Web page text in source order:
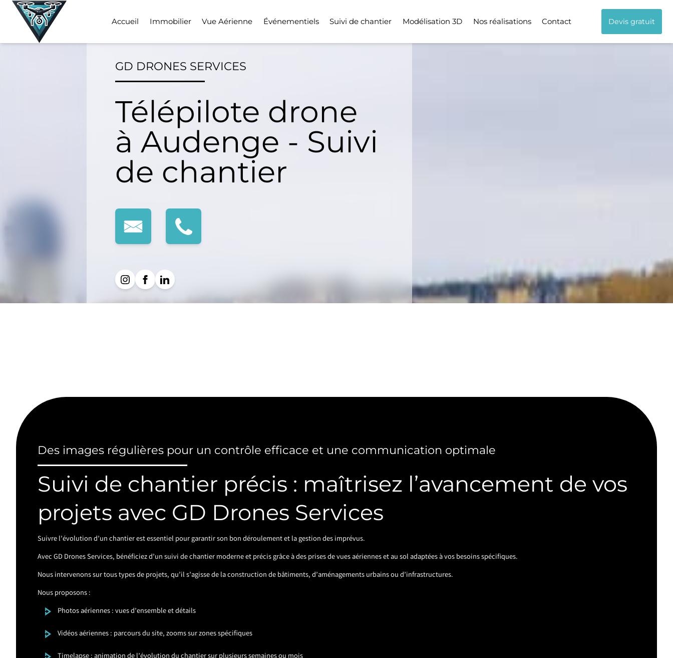
Skip
Accueil Immobilier Vue Aérienne Événementiels Suivi de chantier Modélisation 3D Nos réalisations Contact Devis gratuit
GD DRONES SERVICES
Télépilote drone
à Audenge - Suivi
de chantier
Des images régulières pour un contrôle efficace et une communication optimale
Suivi de chantier précis : maîtrisez l’avancement de vos
projets avec GD Drones Services
Suivre l’évolution d’un chantier est essentiel pour garantir son bon déroulement et la gestion des imprévus.
Avec GD Drones Services, bénéficiez d’un suivi de chantier moderne et précis grâce à des prises de vues aériennes et au sol adaptées à vos besoins spécifiques.
Nous intervenons sur tous types de projets, qu’il s’agisse de la construction de bâtiments, d’aménagements urbains ou d’infrastructures.
Nous proposons :
Photos aériennes : vues d’ensemble et détails
Vidéos aériennes : parcours du site, zooms sur zones spécifiques